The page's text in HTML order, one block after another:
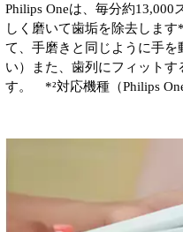
Philips Oneは、毎分約13,000
しく磨いて歯垢を除去しま
て、手磨きと同じように手を
い）また、歯列にフィット
す。 *²対応機種（Philips